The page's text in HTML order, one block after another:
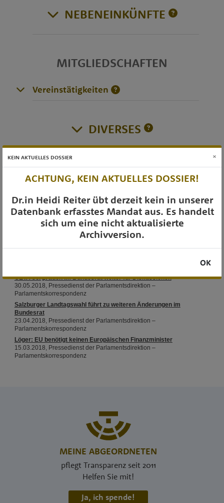
NEBENEINKÜNFTE
MITGLIEDSCHAFTEN
Vereinstätigkeiten
DIVERSES
MEINE ABGEORDNETEN
pflegt Transparenz seit 2011
Helfen Sie mit!
Ja, ich spende!
OTS-AUSSENDUNGEN
KEIN AKTUELLES DOSSIER ×
ACHTUNG, KEIN AKTUELLES DOSSIER!
Dr.in Heidi Reiter übt derzeit kein in unserer
Datenbank erfasstes Mandat aus. Es handelt
sich um eine nicht aktualisierte
Archivversion.
OK